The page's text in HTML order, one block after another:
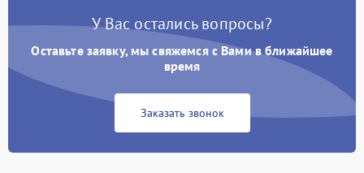
У Вас остались вопросы?
Оставьте заявку, мы свяжемся с Вами в ближайшее
время
Заказать звонок